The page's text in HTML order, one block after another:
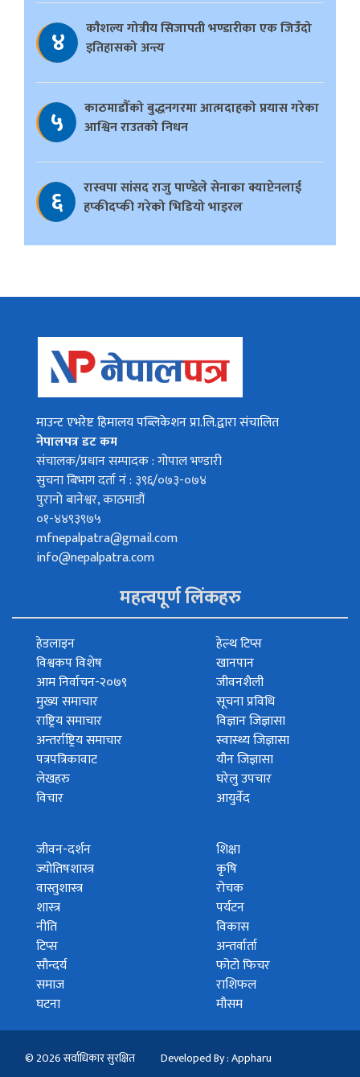
४
काैशल्य गोत्रीय सिजापती भण्डारीका एक जिउँदो
इतिहासको अन्त्य
५
काठमाडौँको बुद्धनगरमा आत्मदाहको प्रयास गरेका
आश्विन राउतको निधन
६
रास्वपा सांसद राजु पाण्डेले सेनाका क्याप्टेनलाई
हप्कीदप्की गरेको भिडियो भाइरल
माउन्ट एभरेष्ट हिमालय पब्लिकेशन प्रा.लि.द्वारा संचालित
नेपालपत्र डट कम
संचालक/प्रधान सम्पादक : गोपाल भण्डारी
सुचना बिभाग दर्ता नं : ३९६/०७३-०७४
पुरानो बानेश्वर, काठमाडौं
०१-४४९३९७५
mfnepalpatra@gmail.com
info@nepalpatra.com
महत्वपूर्ण लिंकहरु
हेडलाइन
विश्वकप विशेष
आम निर्वाचन-२०७९
मुख्य समाचार
राष्ट्रिय समाचार
अन्तर्राष्ट्रिय समाचार
पत्रपत्रिकावाट
लेखहरु
विचार
हेल्थ टिप्स
खानपान
जीवनशैली
सूचना प्रविधि
विज्ञान जिज्ञासा
स्वास्थ्य जिज्ञासा
यौन जिज्ञासा
घरेलु उपचार
आयुर्वेद
जीवन-दर्शन
ज्योतिषशास्त्र
वास्तुशास्त्र
शास्त्र
नीति
टिप्स
सौन्दर्य
समाज
घटना
शिक्षा
कृषि
रोचक
पर्यटन
विकास
अन्तर्वार्ता
फोटो फिचर
राशिफल
मौसम
© 2026 सर्वाधिकार सुरक्षित Developed By : Appharu